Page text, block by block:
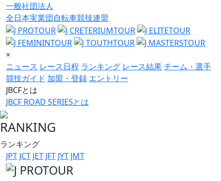
一般社団法人
全日本実業団自転車競技連盟
×
ニュース レース日程 ランキング レース結果チーム・選手
競技ガイド 加盟・登録 エントリー
JBCFとは
JBCF ROAD SERIESとは
RANKING
ランキング
JPT JCT JET JFT JYT JMT